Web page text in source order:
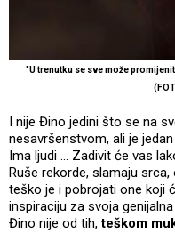
"U trenutku se sve može
I nije Đino jedini što se na
nesavršenstvom, ali je
Ima ljudi ... Zadivit će vas
Ruše rekorde, slamaju
teško je i pobrojati one koji
inspiraciju za svoja
Đino nije od tih,teškom